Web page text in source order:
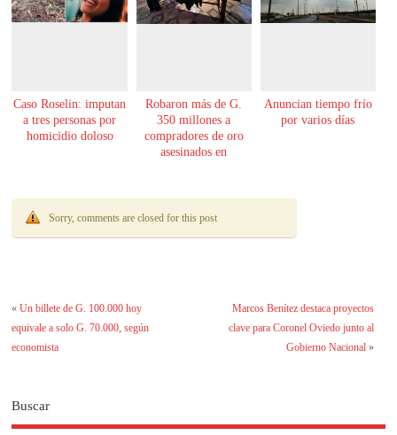
Caso Roselin: imputan
a tres personas por
homicidio doloso
Robaron más de G.
350 millones a
compradores de oro
asesinados en
Anuncian tiempo frío
por varios días
Sorry, comments are closed for this post
«Un billete de G. 100.000 hoy
equivale a solo G. 70.000, según
economista
Marcos Benítez destaca proyectos
clave para Coronel Oviedo junto al
Gobierno Nacional»
Buscar